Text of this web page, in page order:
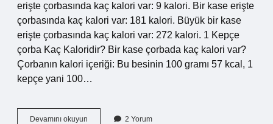
erişte çorbasında kaç kalori var: 9 kalori. Bir kase erişte
çorbasında kaç kalori var: 181 kalori. Büyük bir kase
erişte çorbasında kaç kalori var: 272 kalori. 1 Kepçe
çorba Kaç Kaloridir? Bir kase çorbada kaç kalori var?
Çorbanın kalori içeriği: Bu besinin 100 gramı 57 kcal, 1
kepçe yani 100…
Devamını okuyun 2 Yorum